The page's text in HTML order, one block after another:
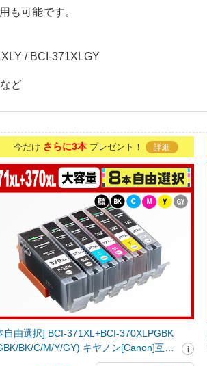
も可能です。
/ BCI-371XLGY
ど
今だけ さらに3本プレゼント！ 詳細
自由選択] BCI-371XL+BCI-370XLPGBK
BK/C/M/Y/GY) キヤノン[Canon]互換